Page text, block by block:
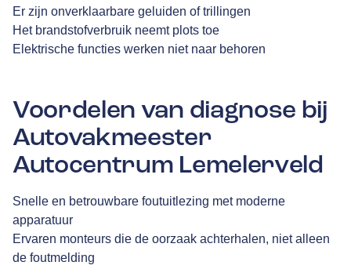
Er zijn onverklaarbare geluiden of trillingen
Het brandstofverbruik neemt plots toe
Elektrische functies werken niet naar behoren
Voordelen van diagnose bij
Autovakmeester
Autocentrum Lemelerveld
Snelle en betrouwbare foutuitlezing met moderne
apparatuur
Ervaren monteurs die de oorzaak achterhalen, niet alleen
de foutmelding